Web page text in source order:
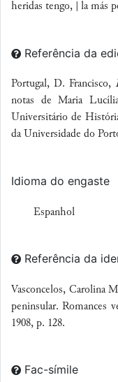
heridas tengo, | la más
Referência da
Portugal, D. Francisco,
notas de Maria
Universitário de
da Universidade do
Idioma do engaste
Espanhol
Referência da
Vasconcelos, Carolina
peninsular. Romances
1908, p. 128.
Fac-símile